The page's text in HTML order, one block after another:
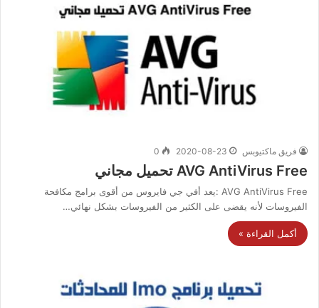
فريق ماكتيوبس 2020-08-23
0
AVG AntiVirus Free تحميل مجاني
AVG AntiVirus Free :يعد أفي جي فايروس من أقوى برامج مكافحة
الفيروسات لأنه يقضى على الكثير من الفيروسات بشكل نهائي…
أكمل القراءة »